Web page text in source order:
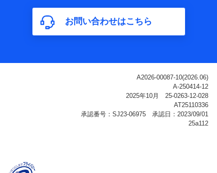
構成、住所、dポイント残高、dポイント利用履歴などが
含まれます。
利用情報
ご契約状態・ご利用履歴インターネット利用時の行動に
関する情報、アプリケーション利用時の行動に関する情
報、購入されたサービスや商品の名称・購入場所・決済
に関する情報、アンケートの回答に関する情報などが含
名、住所、生年月日、性別、保険契約者と被保険者の関
お問い合わせはこちら